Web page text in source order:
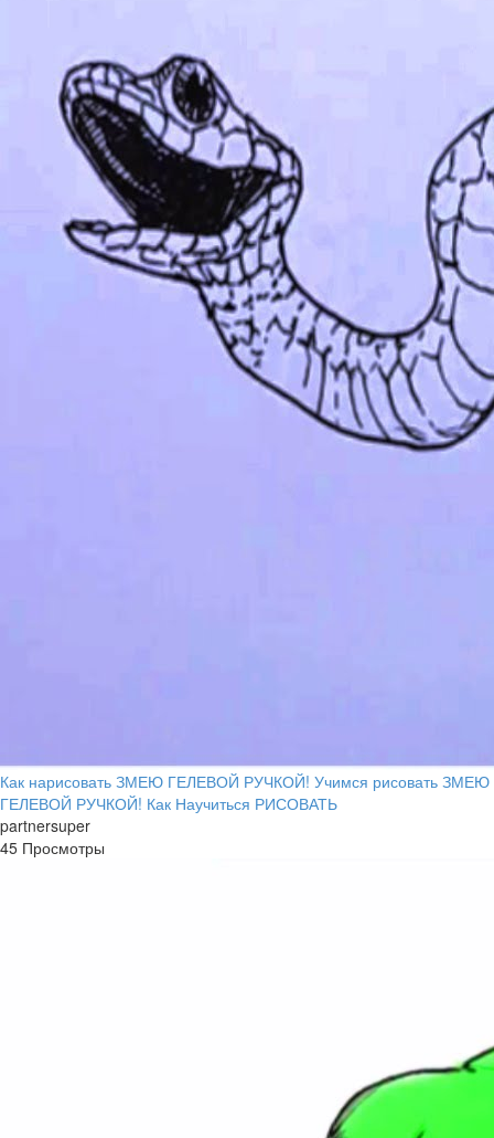
Как нарисовать ЗМЕЮ ГЕЛЕВОЙ РУЧКОЙ! Учимся рисовать ЗМЕЮ
ГЕЛЕВОЙ РУЧКОЙ! Как Научиться РИСОВАТЬ
partnersuper
45 Просмотры